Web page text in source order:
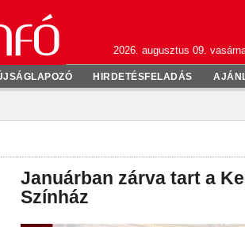
2026. augusztus 09.
HIRDETÉSFELADÁS
Januárban zárva tart a
Színház